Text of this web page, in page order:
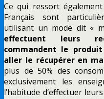
Ce qui ressort
Français sont
utilisant un mode dit «
effectuent leurs
commandent le
aller le récupérer en
plus de 50% des
exclusivement les
l’habitude d’effectuer